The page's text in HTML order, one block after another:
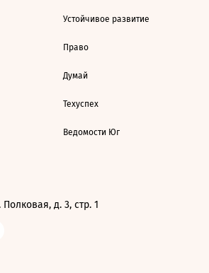
Устойчивое развитие
Право
Думай
Техуспех
Ведомости Юг
Полковая, д. 3, стр. 1